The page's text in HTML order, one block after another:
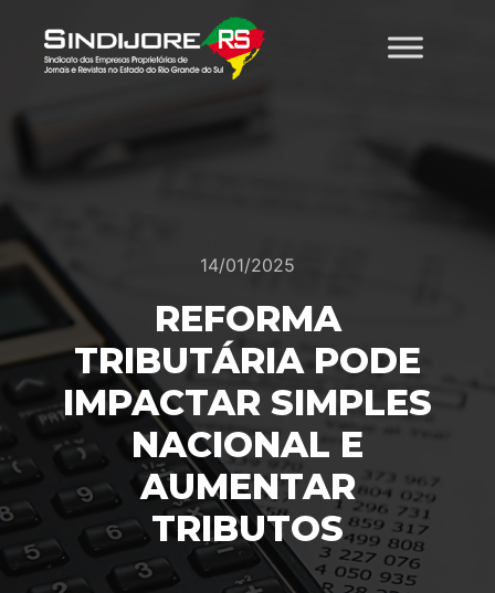
14/01/2025
REFORMA
TRIBUTÁRIA PODE
IMPACTAR SIMPLES
NACIONAL E
AUMENTAR
TRIBUTOS